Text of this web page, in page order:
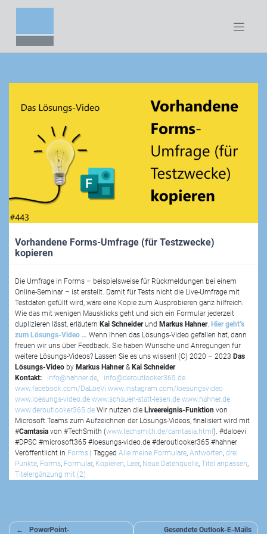
Vorhandene Forms-Umfrage (für Testzwecke)
kopieren
Die Umfrage in Forms – beispielsweise für Rückmeldungen bei einem
Online-Seminar – ist erstellt. Damit für Tests nicht die Live-Umfrage mit
Testdaten gefüllt wird, wäre eine Kopie zum Ausprobieren ganz hilfreich.
Wie das mit wenigen Mausklicks geht und sich ein Formular jederzeit
duplizieren lässt, erläutern Kai Schneiderund Markus Hahner. Hier geht’s
zum Lösungs-Video … Wenn Ihnen das Lösungs-Video gefallen hat, dann
freuen wir uns über Feedback. Sie haben Wünsche und Anregungen für
weitere Lösungs-Videos? Lassen Sie es uns wissen! (C) 2020 – 2023 Das
Lösungs-Video by Markus Hahner& Kai Schneider
Kontakt:
info@hahner.de, info@deroutlooker365.de
www.facebook.com/DaLoeVi www.instagram.com/loesungsvideo
www.loesungs-video.de www.schauen-statt-lesen.de www.hahner.de
www.deroutlooker365.de Wir nutzen die Liveereignis-Funktion von
Microsoft Teams zum Aufzeichnen der Lösungs-Videos, finalisiert wird mit
#Camtasia von #TechSmith (www.techsmith.de/camtasia.html). #daloevi
#DPSC #microsoft365 #loesungs-video.de #deroutlooker365 #hahner
Veröffentlicht in Forms | Tagged Alle meine Formulare, Antworten, drei
Punkte, Forms, Formular, Kopieren, Leer, Neue Datenquelle, Titel anpassen,
Titelergänzung mit (2)
Beitragsnavigation
PowerPoint- Gesendete Outlook-E-Mails